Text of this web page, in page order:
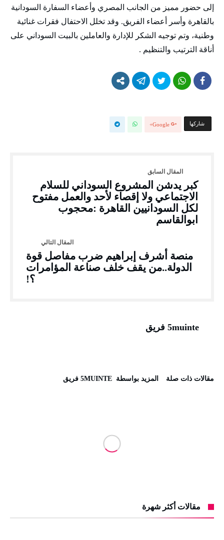
إلى حضور مميز من الجانب المصري وأعضاء السفارة السودانية
بالقاهرة وأسر أعضاء الفريق. وقد تخلل الاحتفال فقرات غنائية
وطنية، وتم توجيه الشكر للإدارة والعاملين بالبيت السوداني على
أناقة الترتيب والتنظيم .
‫‫ شاركها‬ Google+
كبر يدشن المشروع السوداني للسلام
الاجتماعي ولا إقصاء لأحد والعمل مفتوح
لكل السودانيين القاهرة :محجوب
ابوالقاسم
منصة أشرف إبراهيم ضرب مفاصل قوة
الدولة..من يقف خلف صناعة المؤامرات
؟!
5muinte فريق
‫مقالات ذات صلة‬ ‫‫المزيد بواسطة‬ ‬ 5MUINTE فريق
مقالات أكثر شهرة